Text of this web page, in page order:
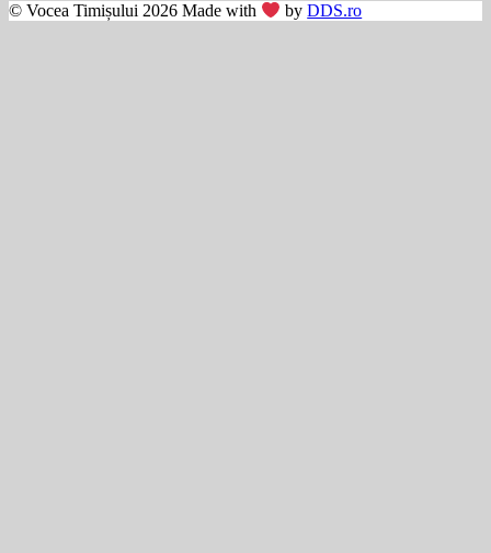
© Vocea Timișului 2026 Made with byDDS.ro